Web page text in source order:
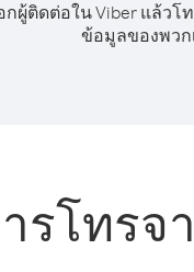
กผู้ติดต่อใน Viber แล้ว
ข้อมูลของพวก
รโทร